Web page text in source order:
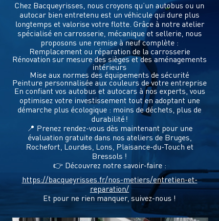
Chez Bacqueyrisses, nous croyons qu’un autobus ou un
autocar bien entretenu est un véhicule qui dure plus
longtemps et valorise votre flotte. Grâce à notre atelier
spécialisé en carrosserie, mécanique et sellerie, nous
proposons une remise à neuf complète :
Remplacement ou réparation de la carrosserie
Rénovation sur mesure des sièges et des aménagements
intérieurs
Mise aux normes des équipements de sécurité
Peinture personnalisée aux couleurs de votre entreprise
En confiant vos autobus et autocars à nos experts, vous
optimisez votre investissement tout en adoptant une
démarche plus écologique : moins de déchets, plus de
durabilité !
📍 Prenez rendez-vous dès maintenant pour une
évaluation gratuite dans nos ateliers de Bruges,
Rochefort, Lourdes, Lons, Plaisance-du-Touch et
Bressols !
👉 Découvrez notre savoir-faire :
https://bacqueyrisses.fr/nos-metiers/entretien-et-
reparation/
Et pour ne rien manquer, suivez-nous !